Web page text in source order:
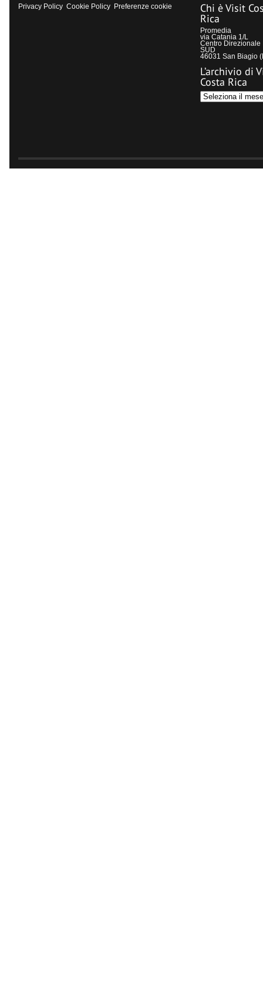
Privacy Policy Cookie Policy Preferenze cookie Chi è Visit
Rica
Promedia
via Catania 1/L
Centro Direzionale
SUD
46031 San Biagio
L’archivio di
Costa Rica
L’archivio
di